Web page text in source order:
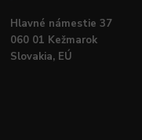
Hlavné námestie 37
060 01 Kežmarok
Slovakia, EÚ